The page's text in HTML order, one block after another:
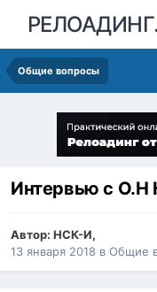
Общие вопросы
Интервью с О.Н
Автор: НСК-И,
13 января 2018 в Общие